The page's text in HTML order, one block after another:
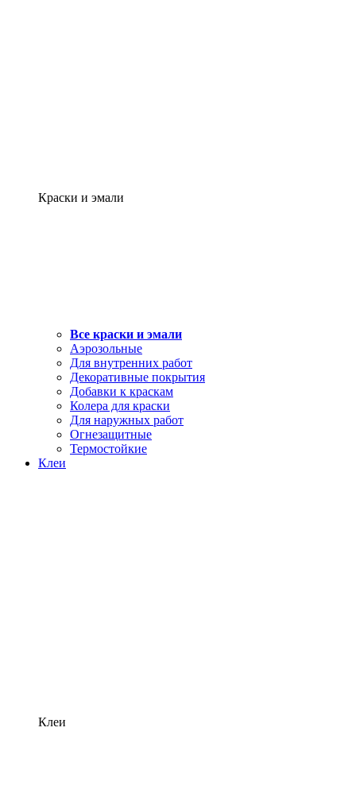
Краски и эмали
Все краски и эмали
Аэрозольные
Для внутренних работ
Декоративные покрытия
Добавки к краскам
Колера для краски
Для наружных работ
Огнезащитные
Термостойкие
Клеи
Клеи